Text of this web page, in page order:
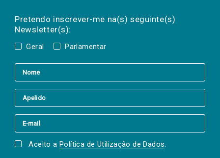
Pretendo inscrever-me na(s) seguinte(s)
Newsletter(s):
Geral Parlamentar
a(s) newsletter(s).
mail
Aceito a Política de Utilização de Dados.